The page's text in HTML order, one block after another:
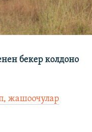
бекер колдоно
жашоочулар